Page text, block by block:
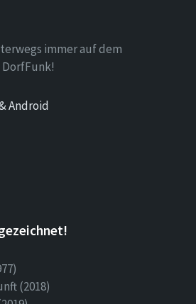
immer auf dem
Android
(2018)